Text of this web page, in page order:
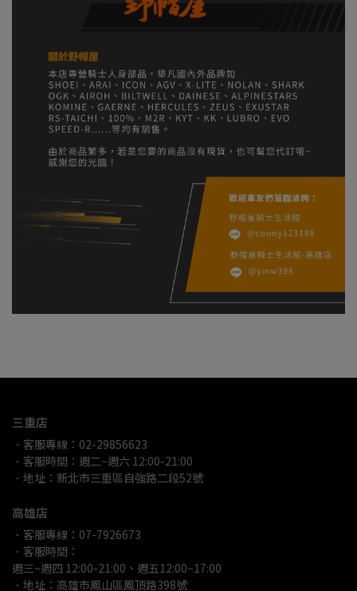
三重店
．客服專線：02-29856623
．客服時間：週二~週六 12:00-21:00
．地址：新北市三重區自強路二段52號
高雄店
．客服專線：07-7926673
．客服時間：
週三~週四 12:00-21:00、週五12:00~17:00
．地址：高雄市鳳山區鳳頂路398號